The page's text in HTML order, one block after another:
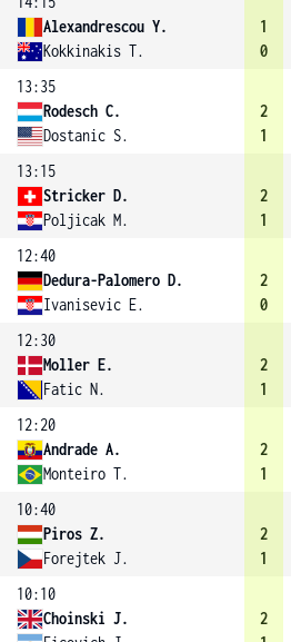
Alexandrescou Y.
Kokkinakis T.
1
0
13:35
Rodesch C.
Dostanic S.
2
1
13:15
Stricker D.
Poljicak M.
2
1
12:40
Dedura-Palomero D.
Ivanisevic E.
2
0
12:30
Moller E.
Fatic N.
2
1
12:20
Andrade A.
Monteiro T.
2
1
10:40
Piros Z.
Forejtek J.
2
1
10:10
Choinski J.
2